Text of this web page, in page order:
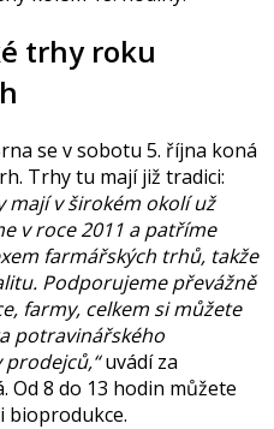
trhy roku
se v sobotu 5. října koná
Trhy tu mají již tradici:
mají v širokém okolí už
v roce 2011 a patříme
farmářských trhů, takže
Podporujeme převážně
farmy, celkem si můžete
potravinářského
uvádí za
. Od 8 do 13 hodin můžete
bioprodukce.